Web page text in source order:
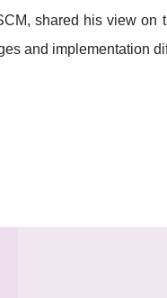
shared his view on
and implementation